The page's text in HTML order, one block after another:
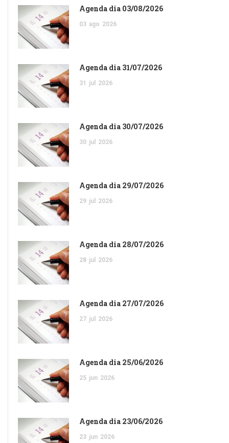
Agenda dia 03/08/2026
03 ago 2026
Agenda dia 31/07/2026
31 jul 2026
Agenda dia 30/07/2026
30 jul 2026
Agenda dia 29/07/2026
29 jul 2026
Agenda dia 28/07/2026
28 jul 2026
Agenda dia 27/07/2026
27 jul 2026
Agenda dia 25/06/2026
25 jun 2026
Agenda dia 23/06/2026
23 jun 2026